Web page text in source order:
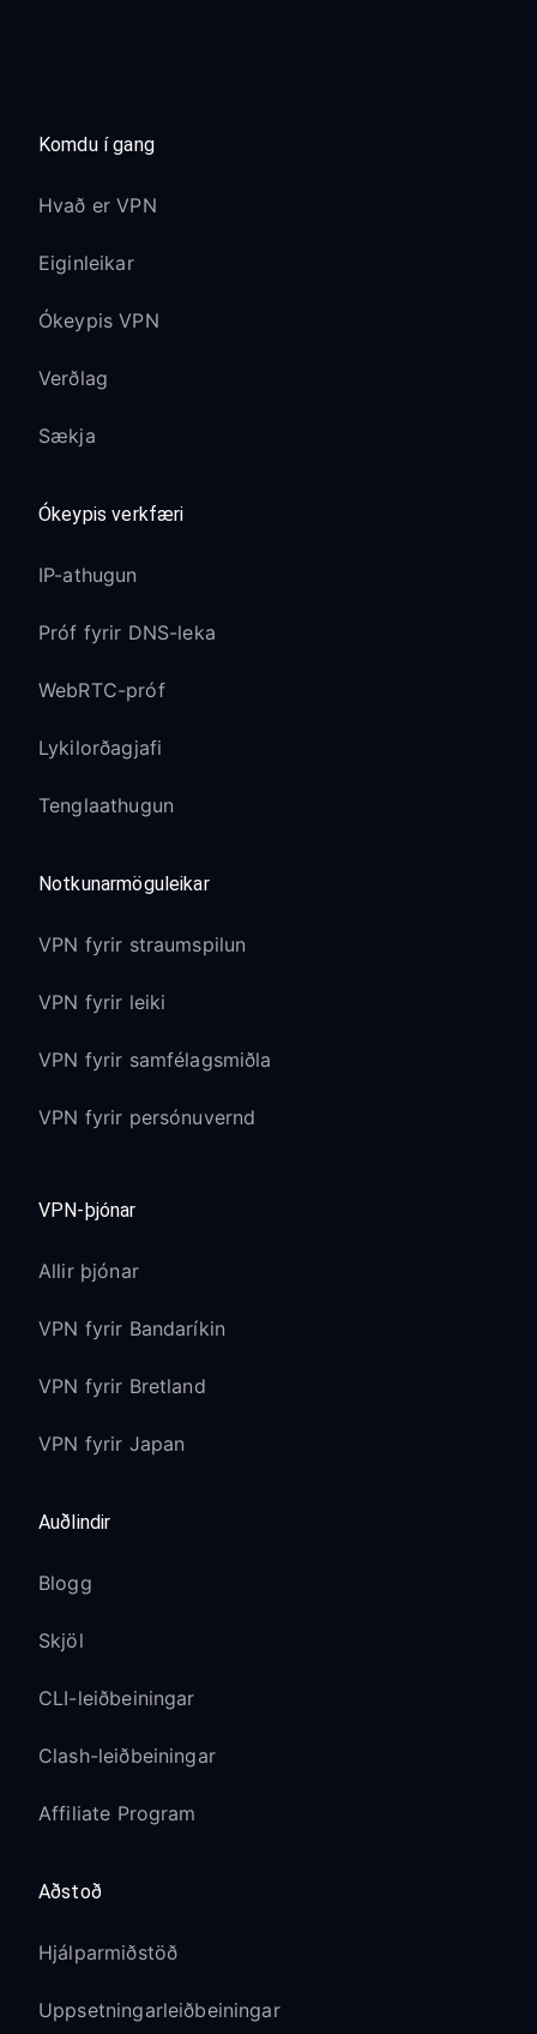
Komdu í gang
Hvað er VPN
Eiginleikar
Ókeypis VPN
Verðlag
Sækja
Ókeypis verkfæri
IP-athugun
Próf fyrir DNS-leka
WebRTC-próf
Lykilorðagjafi
Tenglaathugun
Notkunarmöguleikar
VPN fyrir straumspilun
VPN fyrir leiki
VPN fyrir samfélagsmiðla
VPN fyrir persónuvernd
VPN-þjónar
Allir þjónar
VPN fyrir Bandaríkin
VPN fyrir Bretland
VPN fyrir Japan
Auðlindir
Blogg
Skjöl
CLI-leiðbeiningar
Clash-leiðbeiningar
Affiliate Program
Aðstoð
Hjálparmiðstöð
Uppsetningarleiðbeiningar